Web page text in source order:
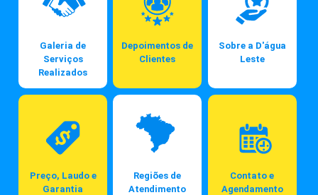
Galeria de
Serviços
Realizados
Depoimentos de
Clientes
Sobre a D'água
Leste
Preço, Laudo e
Garantia
Regiões de
Atendimento
Contato e
Agendamento